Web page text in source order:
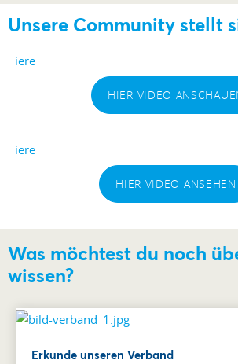
Unsere Community stellt
HIER VIDEO
HIER VIDEO ANSEHEN
Was möchtest du noch
wissen?
Erkunde unseren Verband